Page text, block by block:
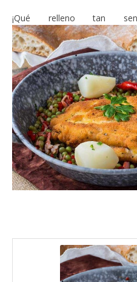
¡Qué relleno tan